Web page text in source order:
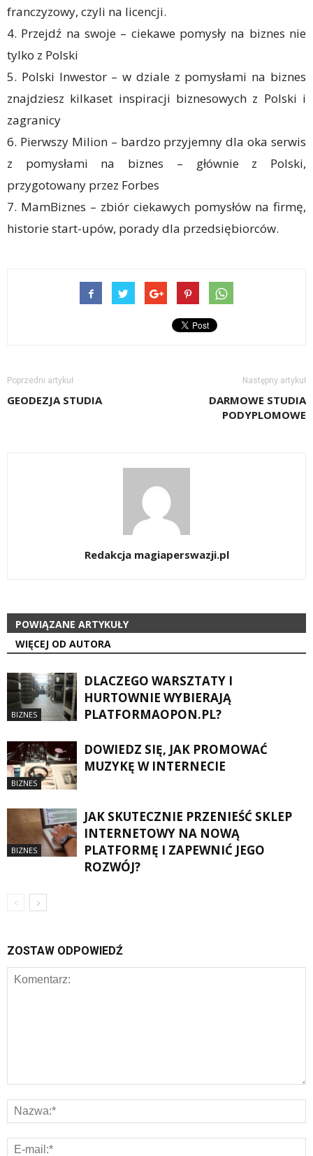
franczyzowy, czyli na licencji.
4. Przejdź na swoje – ciekawe pomysły na biznes nie
tylko z Polski
5. Polski Inwestor – w dziale z pomysłami na biznes
znajdziesz kilkaset inspiracji biznesowych z Polski i
zagranicy
6. Pierwszy Milion – bardzo przyjemny dla oka serwis
z pomysłami na biznes – głównie z Polski,
przygotowany przez Forbes
7. MamBiznes – zbiór ciekawych pomysłów na firmę,
historie start-upów, porady dla przedsiębiorców.
Poprzedni artykuł
GEODEZJA STUDIA
Następny artykuł
DARMOWE STUDIA
PODYPLOMOWE
Redakcja magiaperswazji.pl
POWIĄZANE ARTYKUŁY
WIĘCEJ OD AUTORA
BIZNES
DLACZEGO WARSZTATY I
HURTOWNIE WYBIERAJĄ
PLATFORMAOPON.PL?
BIZNES
DOWIEDZ SIĘ, JAK PROMOWAĆ
MUZYKĘ W INTERNECIE
BIZNES
JAK SKUTECZNIE PRZENIEŚĆ SKLEP
INTERNETOWY NA NOWĄ
PLATFORMĘ I ZAPEWNIĆ JEGO
ROZWÓJ?
ZOSTAW ODPOWIEDŹ